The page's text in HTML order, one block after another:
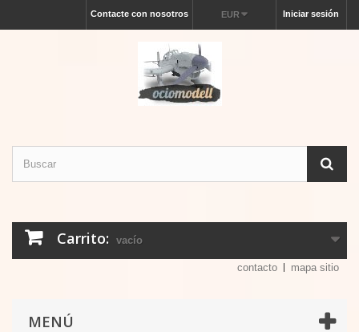
Iniciar sesión
EUR
Contacte con nosotros
Carrito: vacío
contacto mapa sitio
MENÚ